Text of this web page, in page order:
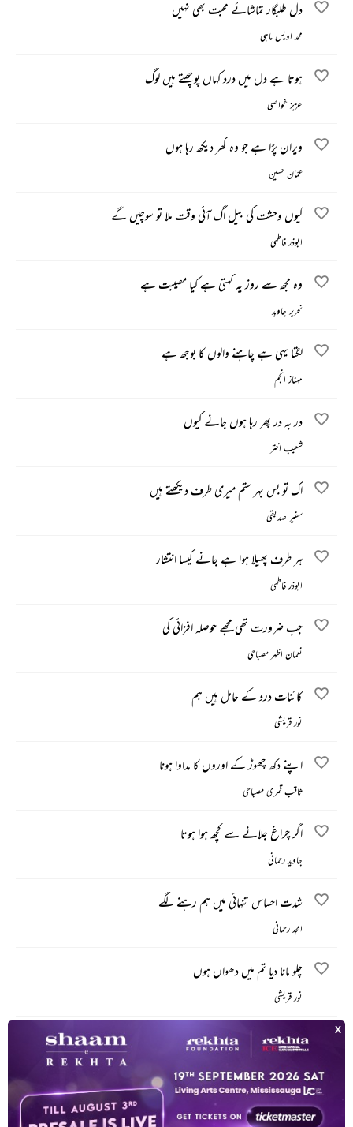
دل طلبگار تماشائے محبت بھی نہیں
محمد اویس ماہی
ہوتا ہے دل میں درد کہاں پوچھتے ہیں لوگ
عزیز غواصی
ویران پڑا ہے جو وہ گھر دیکھ رہا ہوں
عمّان حسین
کیوں وحشت کی بیل اگ آئی وقت ملا تو سوچیں گے
ابوذر فاطمی
وہ مجھ سے روز یہ کہتی ہے کیا مصیبت ہے
نحریر جاوید
لگتا یہی ہے چاہنے والوں کا بوجھ ہے
مہناز انجم
در بہ در پھر رہا ہوں جانے کیوں
شعیب اختر
اک تو بس بہر ستم میری طرف دیکھتے ہیں
سفیر صدیقی
ہر طرف پھیلا ہوا ہے جانے کیسا انتشار
ابوذر فاطمی
جب ضرورت تھی مجھے حوصلہ افزائی کی
نعمان اظہر مصباحی
کائنات درد کے حامل ہیں ہم
نور قریشی
اپنے دکھ چھوڑ کے اوروں کا مداوا ہونا
ثاقب قمری مصباحی
اگر چراغ جلانے سے کچھ ہوا ہوتا
جاوید رحمانی
شدت احساس تنہائی میں ہم رہنے لگے
امجد رحمانی
چلو مانا دیا تم میں دھواں ہوں
نور قریشی
نہ کسی در سے لپٹتا نہ چمٹ جاتا ہوں
جذبۂ اخلاص کی ہرجا کمی محسوس ہو